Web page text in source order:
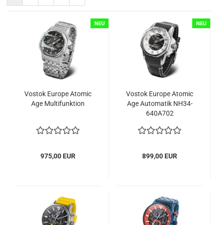
NEU
Vostok Europe Atomic
Age Multifunktion
975,00 EUR
NEU
Vostok Europe Atomic
Age Automatik NH34-​
640A702
899,00 EUR